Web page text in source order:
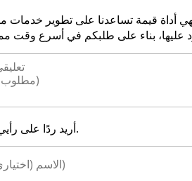
أداة قيمة تساعدنا على تطوير خدمات
أريد ردًا على رأيي.